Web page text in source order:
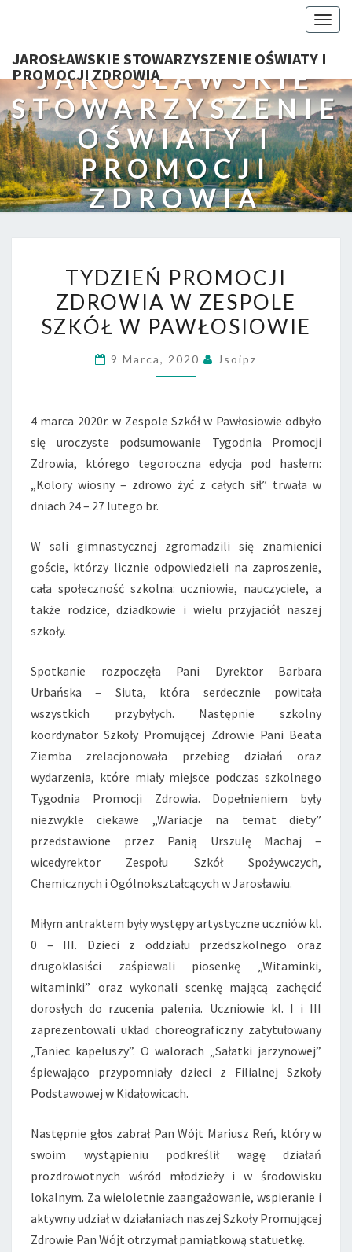
JAROSŁAWSKIE STOWARZYSZENIE OŚWIATY I
PROMOCJI ZDROWIA
JAROSŁAWSKIE
STOWARZYSZENIE
OŚWIATY I
PROMOCJI
ZDROWIA
PROMOCJI
ZDROWIA
W
SZKÓŁ
TYDZIEŃ PROMOCJI
ZDROWIA W ZESPOLE
SZKÓŁ W PAWŁOSIOWIE
9 Marca, 2020 Jsoipz
4 marca 2020r. w Zespole Szkół w Pawłosiowie odbyło
się uroczyste podsumowanie Tygodnia Promocji
Zdrowia, którego tegoroczna edycja pod hasłem:
„Kolory wiosny – zdrowo żyć z całych sił” trwała w
dniach 24 – 27 lutego br.
W sali gimnastycznej zgromadzili się znamienici
goście, którzy licznie odpowiedzieli na zaproszenie,
cała społeczność szkolna: uczniowie, nauczyciele, a
także rodzice, dziadkowie i wielu przyjaciół naszej
szkoły.
Spotkanie rozpoczęła Pani Dyrektor Barbara
Urbańska – Siuta, która serdecznie powitała
wszystkich przybyłych. Następnie szkolny
koordynator Szkoły Promującej Zdrowie Pani Beata
Ziemba zrelacjonowała przebieg działań oraz
wydarzenia, które miały miejsce podczas szkolnego
Tygodnia Promocji Zdrowia. Dopełnieniem były
niezwykle ciekawe „Wariacje na temat diety”
przedstawione przez Panią Urszulę Machaj –
wicedyrektor Zespołu Szkół Spożywczych,
Chemicznych i Ogólnokształcących w Jarosławiu.
Miłym antraktem były występy artystyczne uczniów kl.
0 – III. Dzieci z oddziału przedszkolnego oraz
drugoklasiści zaśpiewali piosenkę „Witaminki,
witaminki” oraz wykonali scenkę mającą zachęcić
dorosłych do rzucenia palenia. Uczniowie kl. I i III
zaprezentowali układ choreograficzny zatytułowany
„Taniec kapeluszy”. O walorach „Sałatki jarzynowej”
śpiewająco przypomniały dzieci z Filialnej Szkoły
Podstawowej w Kidałowicach.
Następnie głos zabrał Pan Wójt Mariusz Reń, który w
swoim wystąpieniu podkreślił wagę działań
prozdrowotnych wśród młodzieży i w środowisku
lokalnym. Za wieloletnie zaangażowanie, wspieranie i
aktywny udział w działaniach naszej Szkoły Promującej
Zdrowie Pan Wójt otrzymał pamiątkową statuetkę.